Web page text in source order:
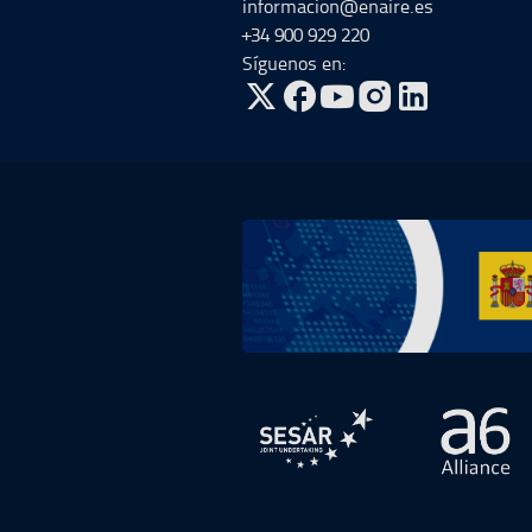
informacion@enaire.es
+34 900 929 220
Síguenos en:
ir a Twitter, abre en una nueva
ir a Facebook, abre en una
ir a Youtube, abre en
ir a Instagram,
Ir a Plan de Recuperación,